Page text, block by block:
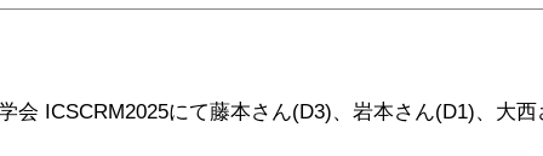
会 ICSCRM2025にて藤本さん(D3)、岩本さん(D1)、大